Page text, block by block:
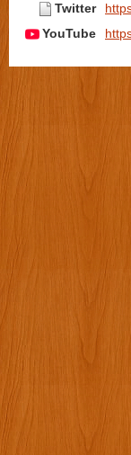
Twitter
YouTube